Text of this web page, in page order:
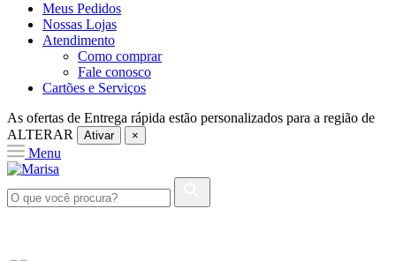
Meus Pedidos
Nossas Lojas
Atendimento
Como comprar
Fale conosco
Cartões e Serviços
As ofertas de Entrega rápida estão personalizados para a região de
ALTERAR
Ativar ×
Menu